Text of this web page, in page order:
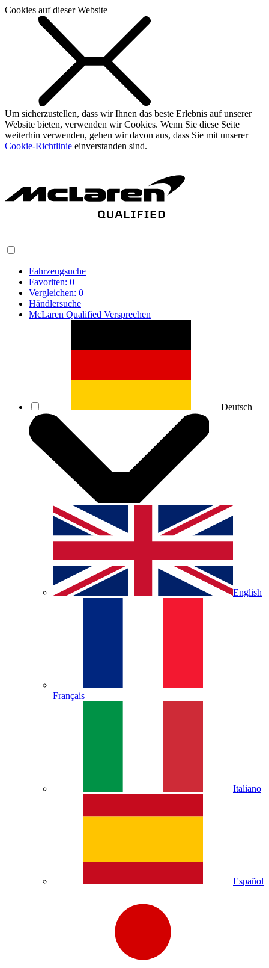
Cookies auf dieser Website
Um sicherzustellen, dass wir Ihnen das beste Erlebnis auf unserer
Website bieten, verwenden wir Cookies. Wenn Sie diese Seite
weiterhin verwenden, gehen wir davon aus, dass Sie mit unserer
Cookie-Richtlinie einverstanden sind.
Fahrzeugsuche
Favoriten: 0
Vergleichen: 0
Händlersuche
McLaren Qualified Versprechen
Deutsch
English
Français
Italiano
Español